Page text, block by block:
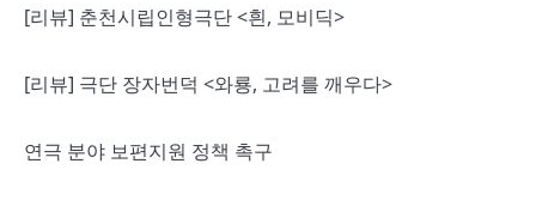
[리뷰] 춘천시립인형극단 <흰, 모비딕>
[리뷰] 극단 장자번덕 <와룡, 고려를 깨우다>
연극 분야 보편지원 정책 촉구